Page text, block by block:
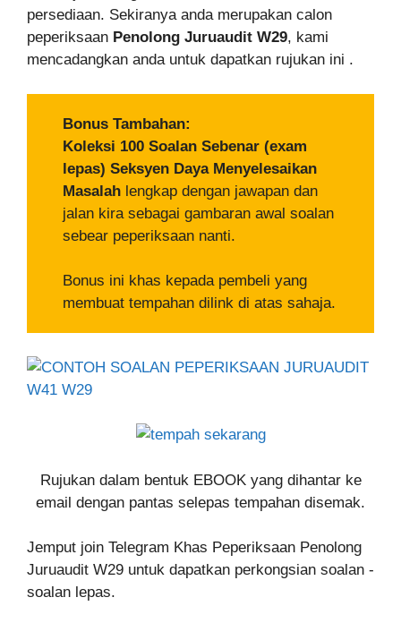
persediaan. Sekiranya anda merupakan calon
peperiksaan Penolong Juruaudit W29, kami
mencadangkan anda untuk dapatkan rujukan ini .
Bonus Tambahan:
Koleksi 100 Soalan Sebenar (exam
lepas) Seksyen Daya Menyelesaikan
Masalah lengkap dengan jawapan dan
jalan kira sebagai gambaran awal soalan
sebear peperiksaan nanti.
Bonus ini khas kepada pembeli yang
membuat tempahan dilink di atas sahaja.
Rujukan dalam bentuk EBOOK yang dihantar ke
email dengan pantas selepas tempahan disemak.
Jemput join Telegram Khas Peperiksaan Penolong
Juruaudit W29 untuk dapatkan perkongsian soalan -
soalan lepas.